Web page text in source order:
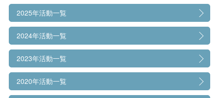
2025年活動一覧
2024年活動一覧
2023年活動一覧
2020年活動一覧